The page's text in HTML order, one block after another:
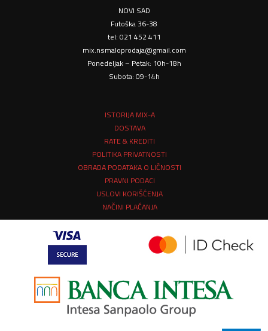
NOVI SAD
Futoška 36-38
tel: 021 452 411
mix.nsmaloprodaja@gmail.com
Ponedeljak – Petak: 10h-18h
Subota: 09-14h
ISTORIJA MIX-A
DOSTAVA
RATE & KREDITI
POLITIKA PRIVATNOSTI
OBRADA PODATAKA O LIČNOSTI
PRAVNI PODACI
USLOVI KORIŠĆENJA
NAČINI PLAĆANJA